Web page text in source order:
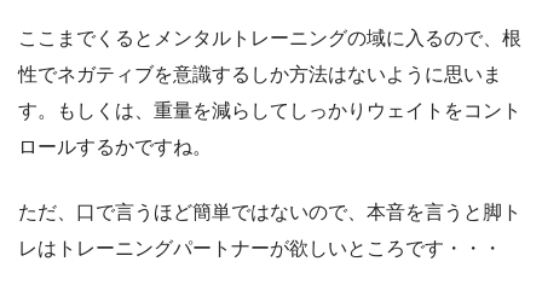
ここまでくるとメンタルトレーニングの域に入るので、根
性でネガティブを意識するしか方法はないように思いま
す。もしくは、重量を減らしてしっかりウェイトをコント
ロールするかですね。
ただ、口で言うほど簡単ではないので、本音を言うと脚ト
レはトレーニングパートナーが欲しいところです・・・